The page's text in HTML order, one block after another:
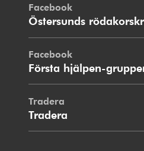
Facebook
Östersunds
Facebook
Första hjälpen-
Tradera
Tradera